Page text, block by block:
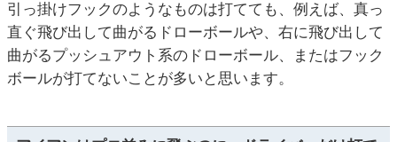
引っ掛けフックのようなものは打てても、例えば、真っ
直ぐ飛び出して曲がるドローボールや、右に飛び出して
曲がるプッシュアウト系のドローボール、またはフック
ボールが打てないことが多いと思います。